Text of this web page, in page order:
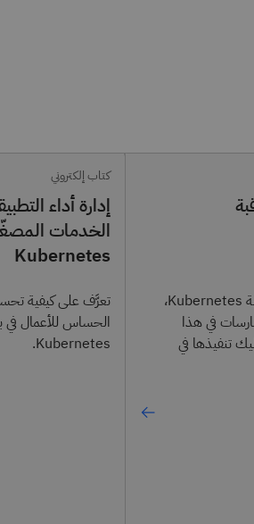
تعرَّف على ماهية مراقبة Kubernetes،
في هذا
تنفيذها في
كتاب إلكتروني
إدارة أداء
الخدمات
Kubernetes
تعرَّف على كيفية
الحساس للأعمال في
Kubernetes.